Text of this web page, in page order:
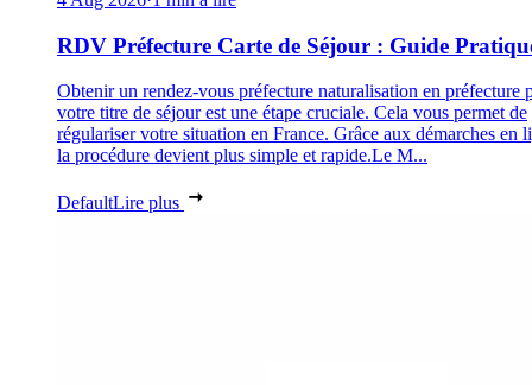
RDV Préfecture Carte de Séjour : Guide
Obtenir un rendez-vous préfecture naturalisation en préfecture
votre titre de séjour est une étape cruciale. Cela vous permet de
régulariser votre situation en France. Grâce aux démarches en
la procédure devient plus simple et rapide.Le M...
DefaultLire plus